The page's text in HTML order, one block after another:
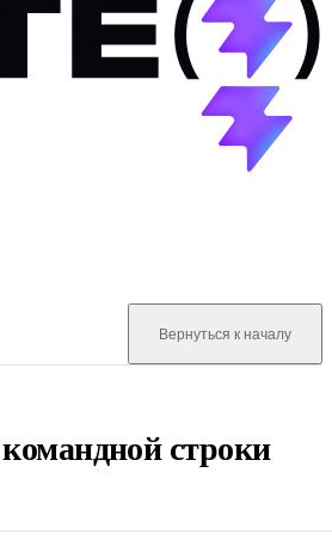
Вернуться к началу
строки